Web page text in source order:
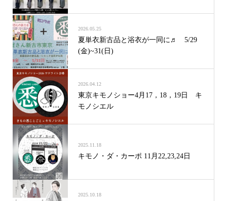
2026.05.25
夏単衣新古品と浴衣が一同に♬ 5/29
(金)~31(日)
2026.04.12
東京キモノショー4月17，18，19日 キ
モノシエル
2025.11.18
キモノ・ダ・カーポ 11月22,23,24日
2025.10.18